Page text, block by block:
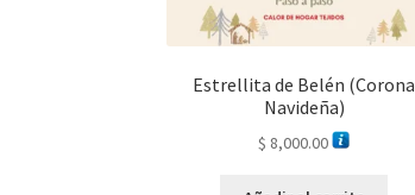
Estrellita de Belén (Corona
Navideña)
$ 8,000.00